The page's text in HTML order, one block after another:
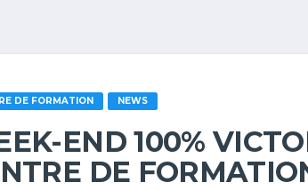
DE FORMATION NEWS
END 100%
DE